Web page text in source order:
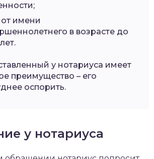
имени
в возрасте до
у нотариуса имеет
преимущество – его
оспорить.
у нотариуса